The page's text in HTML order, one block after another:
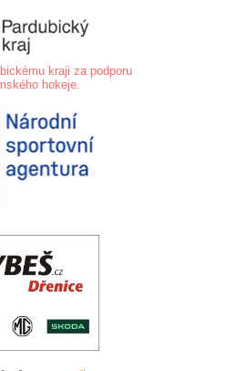
kraji za podporu
hokeje.